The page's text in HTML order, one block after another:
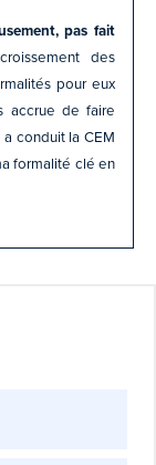
pas fait
des
pour eux
accrue de faire
conduit la CEM
formalité clé en